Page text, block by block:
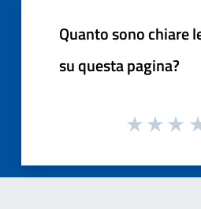
Quanto sono chiare
su questa pagina?